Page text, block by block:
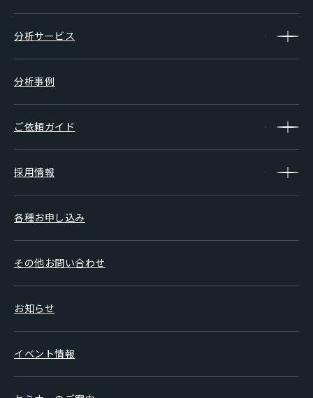
分析サービス
分析事例
ご依頼ガイド
採用情報
各種お申し込み
その他お問い合わせ
お知らせ
イベント情報